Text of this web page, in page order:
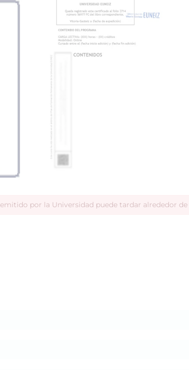
por la Universidad puede tardar alrededor de